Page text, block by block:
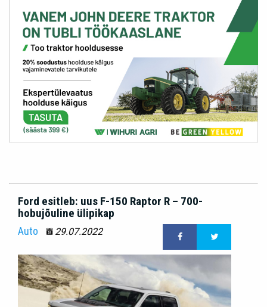
Ford esitleb: uus F-150 Raptor R – 700-
hobujõuline ülipikap
Auto 29.07.2022